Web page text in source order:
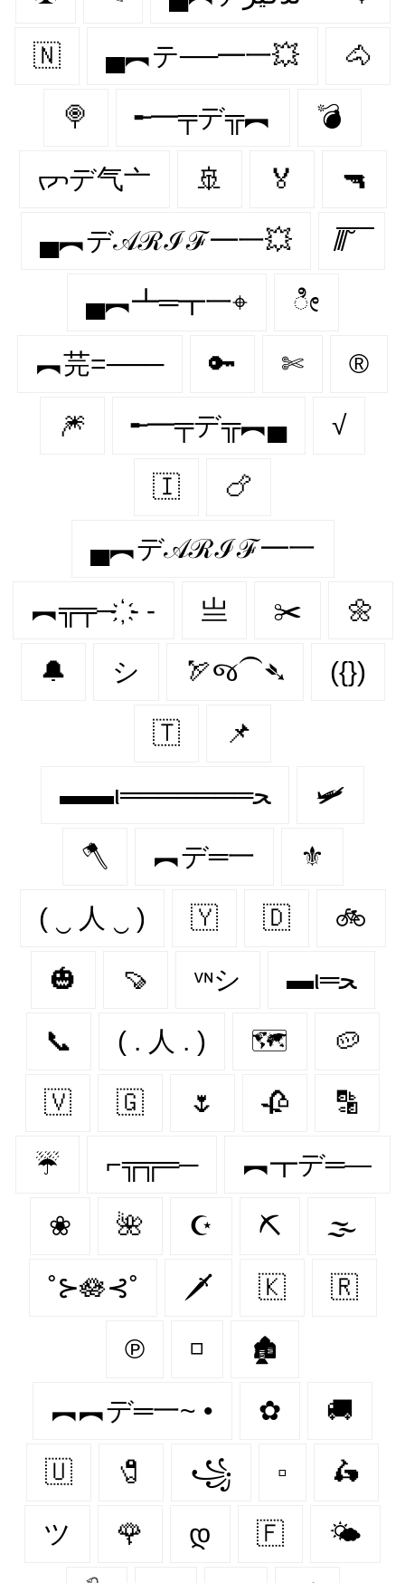
🇳‌ ▄︻テ──━一💥 🐴
🍭 ╾━╤デ╦︻ 💣
ᡕᠵデ气亠 🚢 🏅 🔫
▄︻デ𝒜ℛℐℱ━一💥 ̸/̸̅̅ ̆̅ ̅̅ ̅̅
▄︻┻═┳一⌖ ೀ
︻芫=─── 🔑 ✄ ®️
🎆 ╾━╤デ╦︻▄ √
🇮‌ 🍗
▄︻デ𝒜ℛℐℱ━一
︻╦╤─ ҉ - - 亗 ✂️ 🌼
🔔 シ 🏹જ⁀➴ ({})
🇹‌ 📌
▬▬ι═══════ﺤ 🛩
🪓 ︻デ═一 ⚜
( ‿ 人 ‿ ) 🇾‌ 🇩‌ 🚲
🎃 🍠 ᵛᶰシ ▬ι═ﺤ
📞 ( . 人 . ) 🗺 🥔
🇻‌ 🇬‌ 🌷 🥀 🔡
☔ ⌐╦╦═─ ︻┳デ═—
❀ 🌺 ☪ ⛏️ 🌫
˚⊱🪷⊰˚ 🗡 🇰‌ 🇷‌
℗ ◽ 🏚
︻︻デ═一~ • ✿ 🚚
🇺‌ 🧷 ꧁ ▫ 🛵
ツ 🌹 დ 🇫‌ 🌤